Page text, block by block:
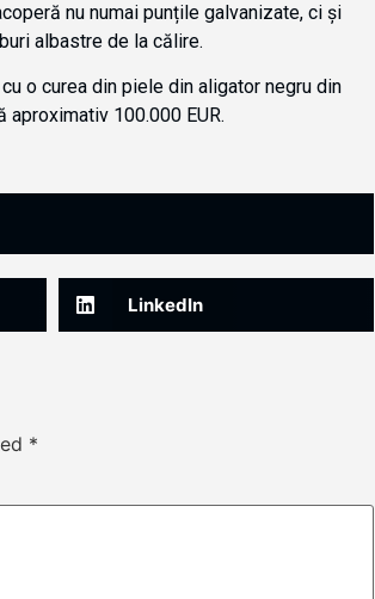
nu numai punțile galvanizate, ci și
albastre de la călire.
o curea din piele din aligator negru din
aproximativ 100.000 EUR.
LinkedIn
*